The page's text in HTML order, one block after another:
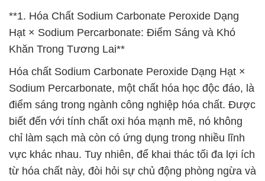
**1. Hóa Chất Sodium Carbonate Peroxide Dạng
Hạt × Sodium Percarbonate: Điểm Sáng và Khó
Khăn Trong Tương Lai**
Hóa chất Sodium Carbonate Peroxide Dạng Hạt ×
Sodium Percarbonate, một chất hóa học độc đáo, là
điểm sáng trong ngành công nghiệp hóa chất. Được
biết đến với tính chất oxi hóa mạnh mẽ, nó không
chỉ làm sạch mà còn có ứng dụng trong nhiều lĩnh
vực khác nhau. Tuy nhiên, để khai thác tối đa lợi ích
từ hóa chất này, đòi hỏi sự chủ động phòng ngừa và